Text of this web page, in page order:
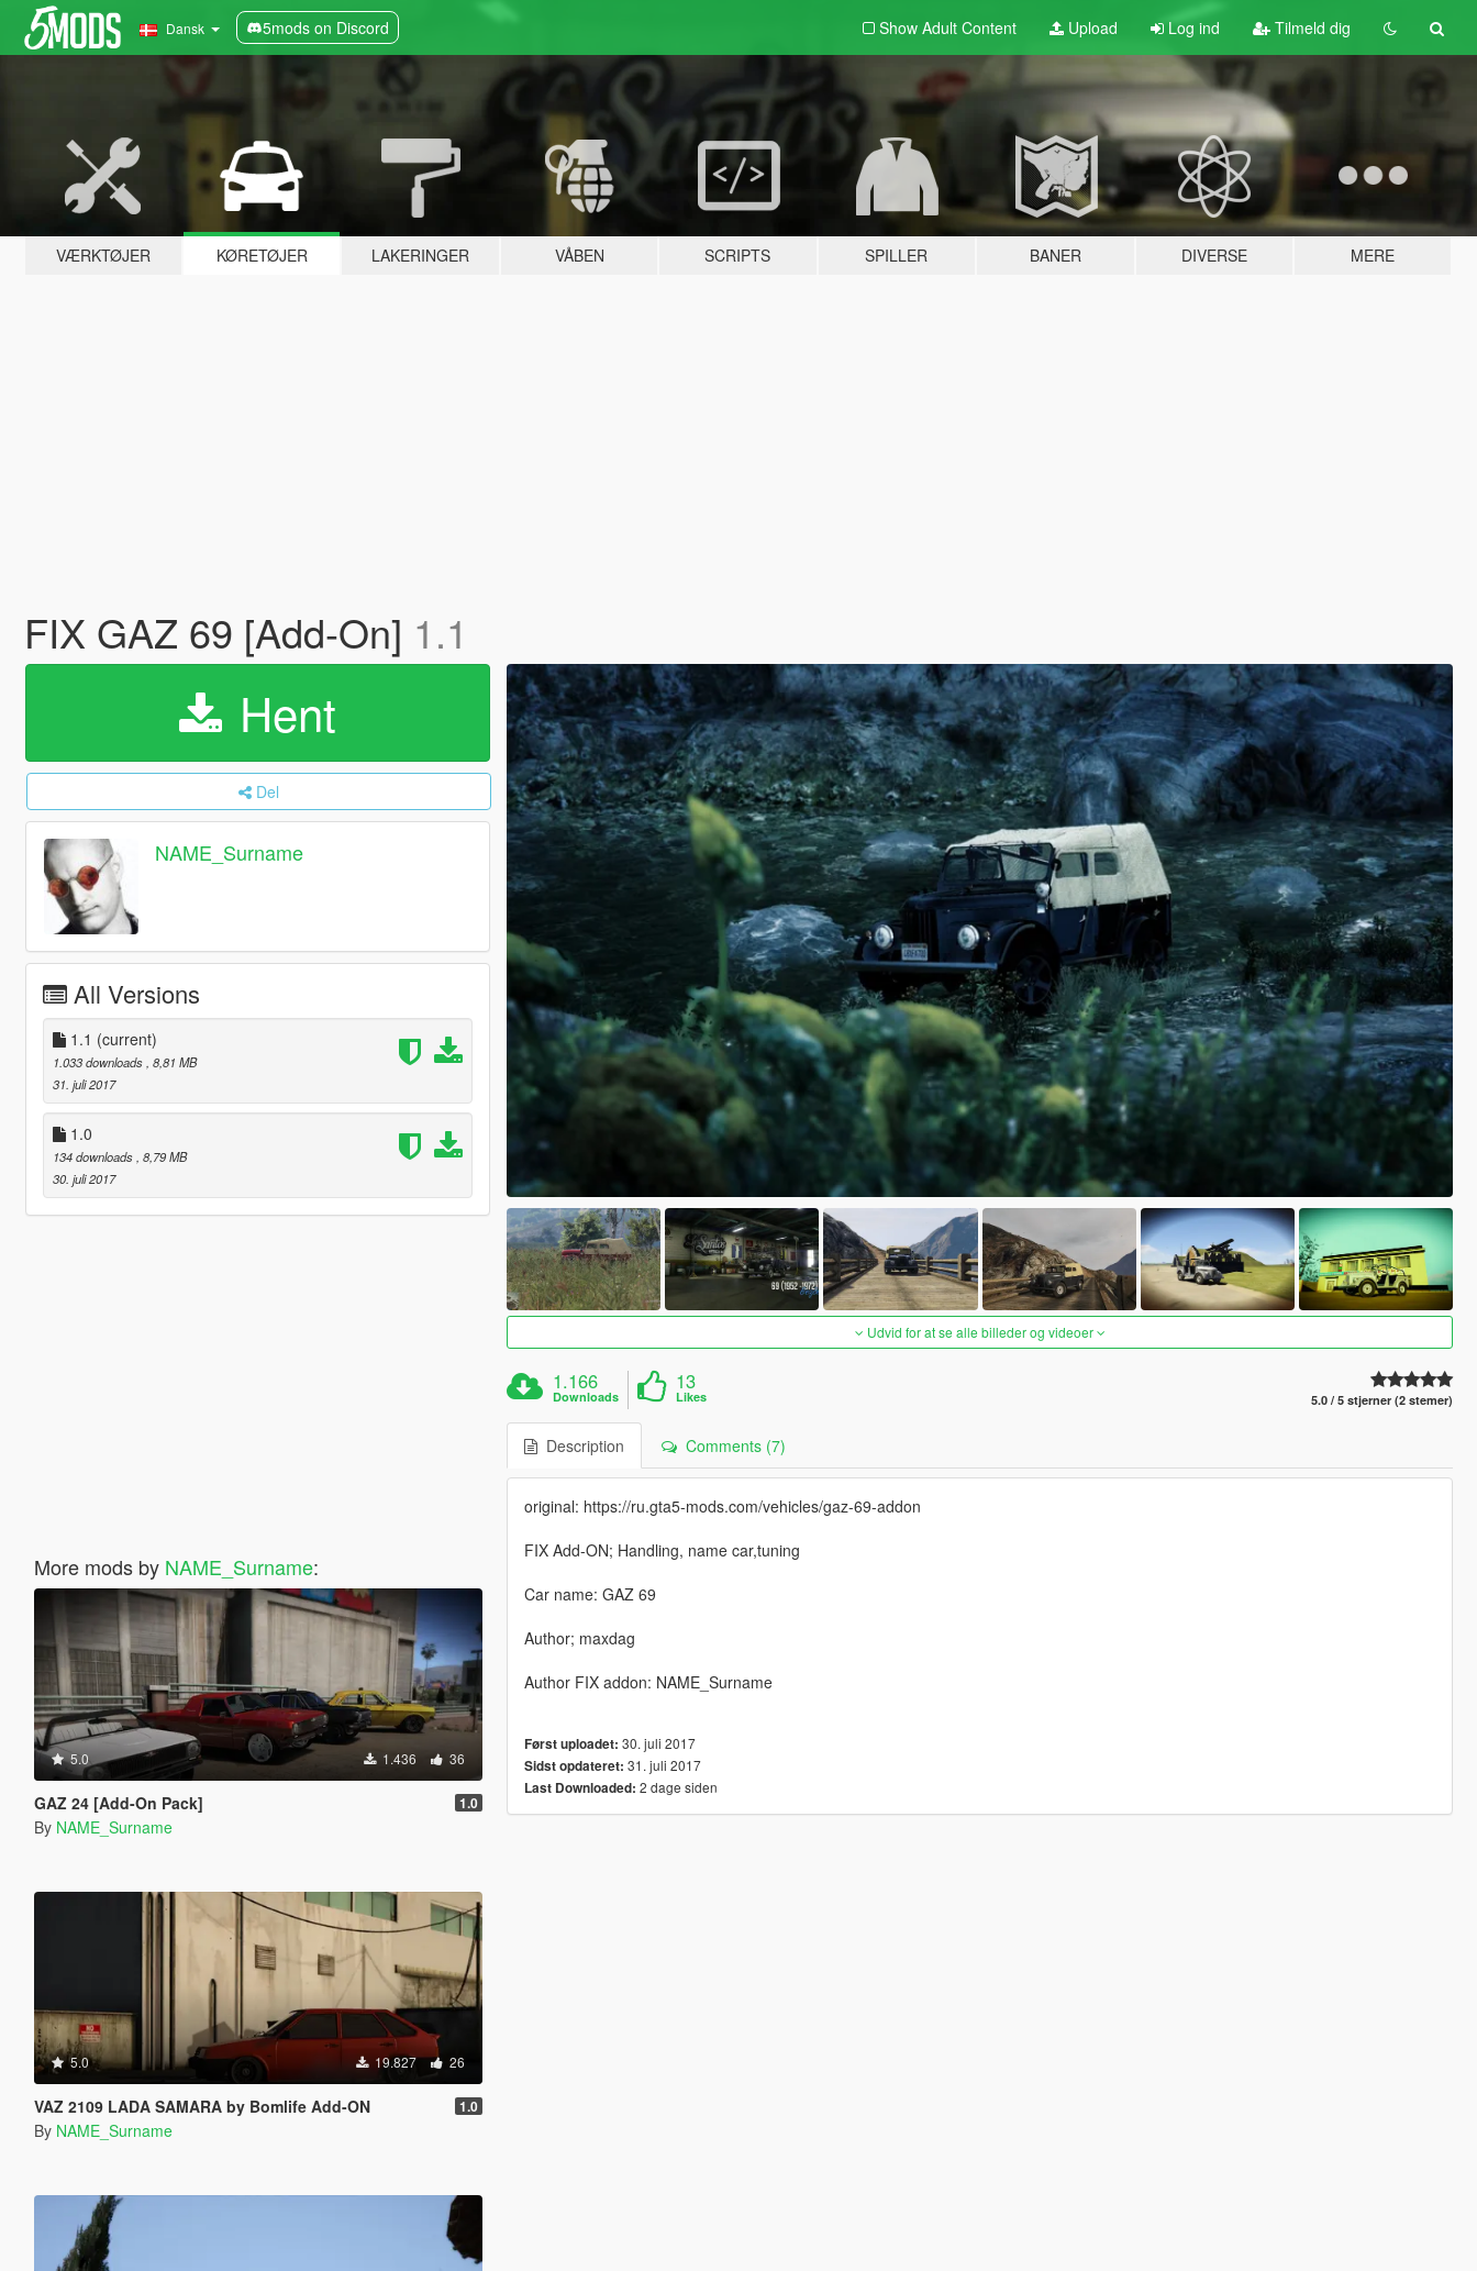
Dansk 5mods on Discord Show Adult Content Upload Log ind Tilmeld dig
VÆRKTØJER KØRETØJER LAKERINGER VÅBEN SCRIPTS SPILLER BANER DIVERSE MERE
FIX GAZ 69 [Add-On] 1.1
Hent
Del
NAME_Surname
All Versions
1.1 (current)
1.033 downloads , 8,81 MB
31. juli 2017
1.0
134 downloads , 8,79 MB
30. juli 2017
More mods by NAME_Surname:
5.0 1.436 36
GAZ 24 [Add-On Pack] 1.0
By NAME_Surname
5.0 19.827 26
VAZ 2109 LADA SAMARA by Bomlife Add-ON 1.0
By NAME_Surname
Udvid for at se alle billeder og videoer
1.166
Downloads
13
Likes 5.0 / 5 stjerner (2 stemer)
Description Comments (7)
original: https://ru.gta5-mods.com/vehicles/gaz-69-addon
FIX Add-ON; Handling, name car,tuning
Car name: GAZ 69
Author; maxdag
Author FIX addon: NAME_Surname
Først uploadet: 30. juli 2017
Sidst opdateret: 31. juli 2017
Last Downloaded: 2 dage siden